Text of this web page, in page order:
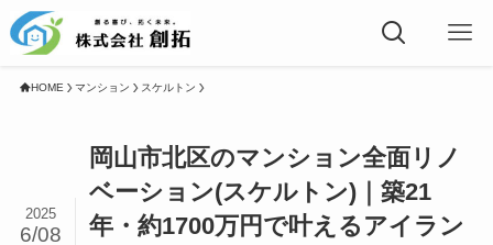
HOME マンション スケルトン
岡山市北区のマンション全面リノ
ベーション(スケルトン)｜築21
年・約1700万円で叶えるアイラン
2025
6/08